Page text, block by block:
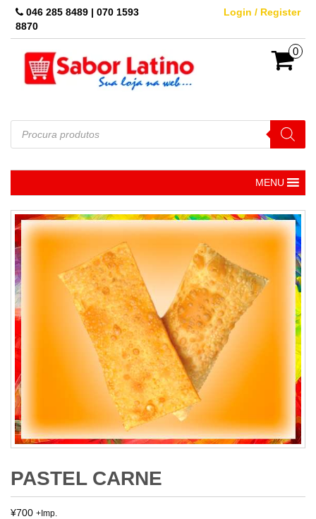
Skip
046 285 8489 | 070 1593
8870
Login / Register
0
Pesquisar
produtos
MENU
PASTEL CARNE
¥700 +Imp.